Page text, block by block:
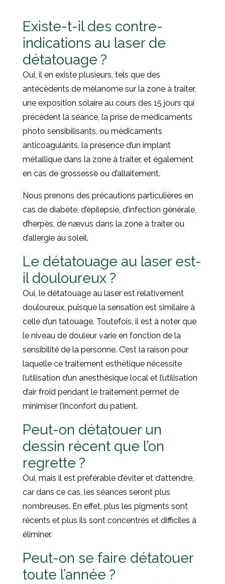
Existe-t-il des contre-
indications au laser de
détatouage ?
Oui, il en existe plusieurs, tels que des
antécédents de mélanome sur la zone à traiter,
une exposition solaire au cours des 15 jours qui
précèdent la séance, la prise de médicaments
photo sensibilisants, ou médicaments
anticoagulants, la présence d’un implant
métallique dans la zone à traiter, et également
en cas de grossesse ou d’allaitement.
Nous prenons des précautions particulières en
cas de diabète, d’épilepsie, d’infection générale,
d’herpès, de nævus dans la zone à traiter ou
d’allergie au soleil.
Le détatouage au laser est-
il douloureux ?
Oui, le détatouage au laser est relativement
douloureux, puisque la sensation est similaire à
celle d’un tatouage. Toutefois, il est à noter que
le niveau de douleur varie en fonction de la
sensibilité de la personne. C’est la raison pour
laquelle ce traitement esthétique nécessite
l’utilisation d’un anesthésique local et l’utilisation
d’air froid pendant le traitement permet de
minimiser l’inconfort du patient.
Peut-on détatouer un
dessin récent que l’on
regrette ?
Oui, mais il est préférable d’éviter et d’attendre,
car dans ce cas, les séances seront plus
nombreuses. En effet, plus les pigments sont
récents et plus ils sont concentrés et difficiles à
éliminer.
Peut-on se faire détatouer
toute l’année ?